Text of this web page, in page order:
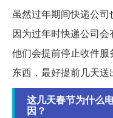
虽然过年期间快递公司
因为过年时快递公司会
他们会提前停止收件
东西，最好提前几天送
这几天春节为什么
因？